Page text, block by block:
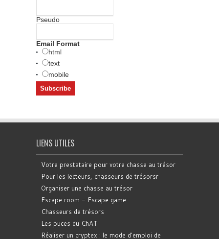
Pseudo
Email Format
html
text
mobile
LIENS UTILES
Votre prestataire pour votre chasse au trésor
Pour les lecteurs, chasseurs de trésorsr
Organiser une chasse au trésor
Escape room - Escape game
Chasseurs de trésors
Les puces du ChAT
Réaliser un cryptex : le mode d'emploi de